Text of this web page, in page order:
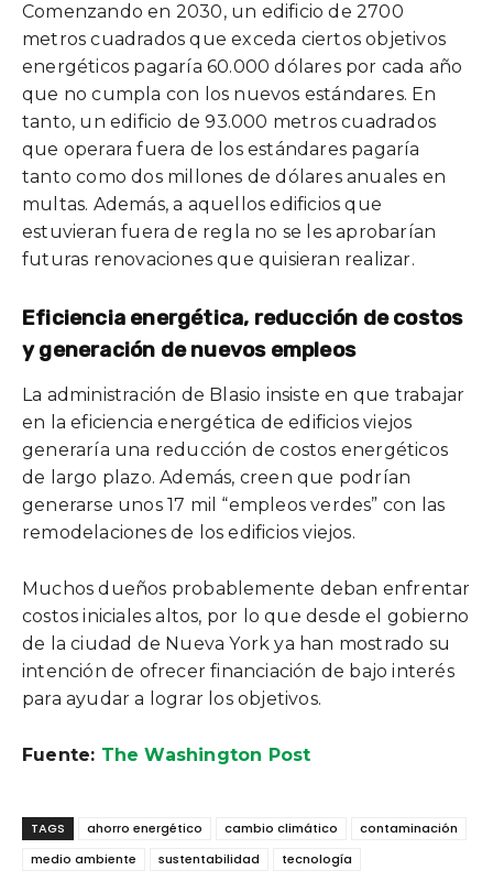
Comenzando en 2030, un edificio de 2700
metros cuadrados que exceda ciertos objetivos
energéticos pagaría 60.000 dólares por cada año
que no cumpla con los nuevos estándares. En
tanto, un edificio de 93.000 metros cuadrados
que operara fuera de los estándares pagaría
tanto como dos millones de dólares anuales en
multas. Además, a aquellos edificios que
estuvieran fuera de regla no se les aprobarían
futuras renovaciones que quisieran realizar.
Eficiencia energética, reducción de costos
y generación de nuevos empleos
La administración de Blasio insiste en que trabajar
en la eficiencia energética de edificios viejos
generaría una reducción de costos energéticos
de largo plazo. Además, creen que podrían
generarse unos 17 mil “empleos verdes” con las
remodelaciones de los edificios viejos.
Muchos dueños probablemente deban enfrentar
costos iniciales altos, por lo que desde el gobierno
de la ciudad de Nueva York ya han mostrado su
intención de ofrecer financiación de bajo interés
para ayudar a lograr los objetivos.
Fuente: The Washington Post
TAGS ahorro energético cambio climático
contaminación
medio ambiente
sustentabilidad tecnología